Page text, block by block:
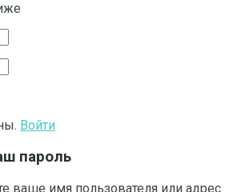
Войти
пароль
ваше имя пользователя или адрес